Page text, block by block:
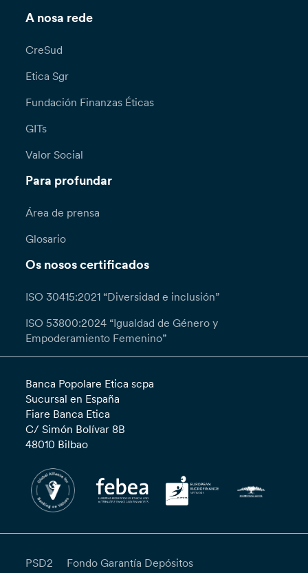
A nosa rede
CreSud
Etica Sgr
Fundación Finanzas Éticas
GITs
Valor Social
Para profundar
Área de prensa
Glosario
Os nosos certificados
ISO 30415:2021 “Diversidad e inclusión”
ISO 53800:2024 “Igualdad de Género y
Empoderamiento Femenino”
Banca Popolare Etica scpa
Sucursal en España
Fiare Banca Etica
C/ Simón Bolívar 8B
48010 Bilbao
PSD2 Fondo Garantía Depósitos